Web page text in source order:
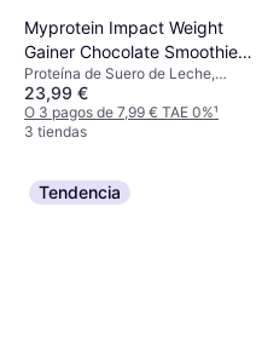
Myprotein Impact Weight
Gainer Chocolate Smoothie
1kg
Proteína de Suero de Leche,
Proteína de Leche, Edulcorante,
Mejora la función muscular,
Recuperación
23,99 €
O 3 pagos de 7,99 € TAE 0%¹
3 tiendas
Tendencia